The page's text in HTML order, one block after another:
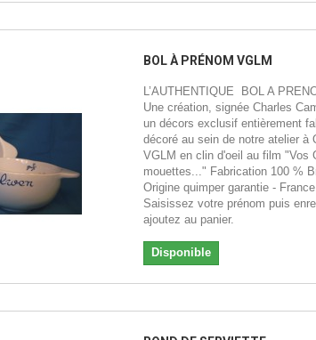
BOL À PRÉNOM VGLM
L’AUTHENTIQUE BOL A
Une création, signée Charles
un décors exclusif entièrement
décoré au sein de notre atelier à
VGLM en clin d'oeil au film "Vos
mouettes..." Fabrication 100 %
Origine quimper garantie -
Saisissez votre prénom puis
ajoutez au panier.
Disponible